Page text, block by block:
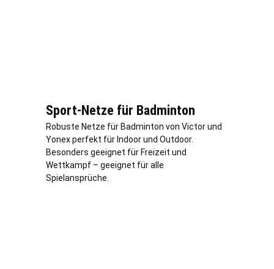
Sport-Netze für Badminton
Robuste Netze für Badminton von Victor und
Yonex perfekt für Indoor und Outdoor.
Besonders geeignet für Freizeit und
Wettkampf – geeignet für alle
Spielansprüche.